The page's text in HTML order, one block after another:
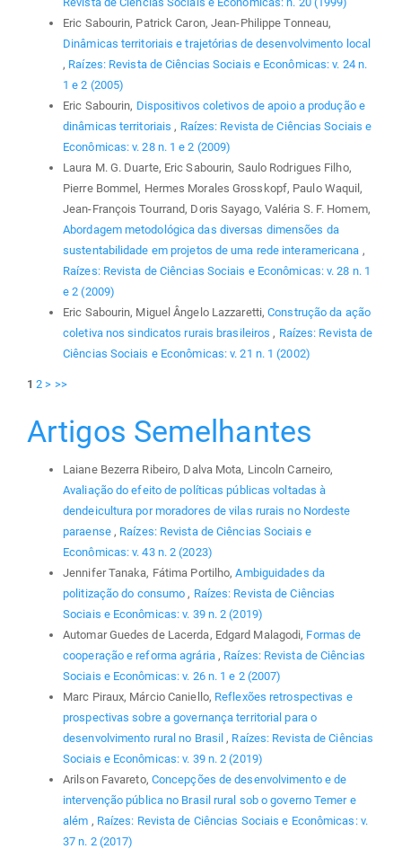
Eric Sabourin, Patrick Caron, Jean-Philippe Tonneau,
Dinâmicas territoriais e trajetórias de desenvolvimento local
, Raízes: Revista de Ciências Sociais e Econômicas: v. 24 n.
1 e 2 (2005)
Eric Sabourin, Dispositivos coletivos de apoio a produção e
dinâmicas territoriais , Raízes: Revista de Ciências Sociais e
Econômicas: v. 28 n. 1 e 2 (2009)
Laura M. G. Duarte, Eric Sabourin, Saulo Rodrigues Filho,
Pierre Bommel, Hermes Morales Grosskopf, Paulo Waquil,
Jean-François Tourrand, Doris Sayago, Valéria S. F. Homem,
Abordagem metodológica das diversas dimensões da
sustentabilidade em projetos de uma rede interamericana ,
Raízes: Revista de Ciências Sociais e Econômicas: v. 28 n. 1
e 2 (2009)
Eric Sabourin, Miguel Ângelo Lazzaretti,Construção da ação
coletiva nos sindicatos rurais brasileiros , Raízes: Revista de
Ciências Sociais e Econômicas: v. 21 n. 1 (2002)
1 2 > >>
Artigos Semelhantes
Laiane Bezerra Ribeiro, Dalva Mota, Lincoln Carneiro,
Avaliação do efeito de políticas públicas voltadas à
dendeicultura por moradores de vilas rurais no Nordeste
paraense , Raízes: Revista de Ciências Sociais e
Econômicas: v. 43 n. 2 (2023)
Jennifer Tanaka, Fátima Portilho,Ambiguidades da
politização do consumo , Raízes: Revista de Ciências
Sociais e Econômicas: v. 39 n. 2 (2019)
Automar Guedes de Lacerda, Edgard Malagodi, Formas de
cooperação e reforma agrária , Raízes: Revista de Ciências
Sociais e Econômicas: v. 26 n. 1 e 2 (2007)
Marc Piraux, Márcio Caniello, Reflexões retrospectivas e
prospectivas sobre a governança territorial para o
desenvolvimento rural no Brasil , Raízes: Revista de Ciências
Sociais e Econômicas: v. 39 n. 2 (2019)
Arilson Favareto, Concepções de desenvolvimento e de
intervenção pública no Brasil rural sob o governo Temer e
além , Raízes: Revista de Ciências Sociais e Econômicas: v.
37 n. 2 (2017)